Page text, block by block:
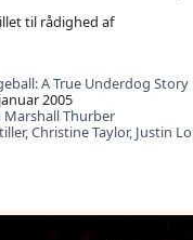
til rådighed af
A True Underdog Story
2005
Marshall Thurber
Christine Taylor, Justin